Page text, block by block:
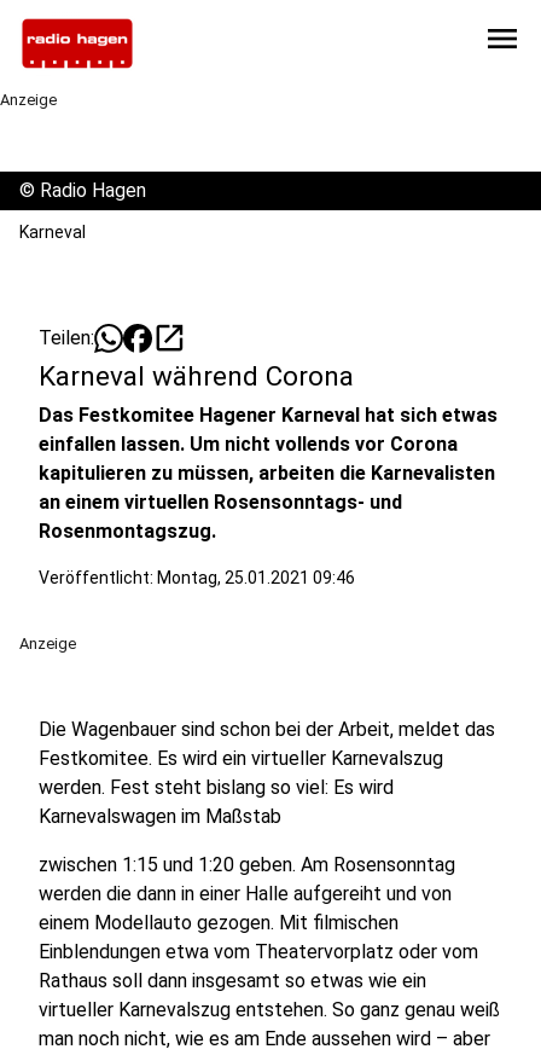
menu
Anzeige
© Radio Hagen
Karneval
Teilen: open_in_new
Karneval während Corona
Das Festkomitee Hagener Karneval hat sich etwas
einfallen lassen. Um nicht vollends vor Corona
kapitulieren zu müssen, arbeiten die Karnevalisten
an einem virtuellen Rosensonntags- und
Rosenmontagszug.
Veröffentlicht: Montag, 25.01.2021 09:46
Anzeige
Die Wagenbauer sind schon bei der Arbeit, meldet das
Festkomitee. Es wird ein virtueller Karnevalszug
werden. Fest steht bislang so viel: Es wird
Karnevalswagen im Maßstab
zwischen 1:15 und 1:20 geben. Am Rosensonntag
werden die dann in einer Halle aufgereiht und von
einem Modellauto gezogen. Mit filmischen
Einblendungen etwa vom Theatervorplatz oder vom
Rathaus soll dann insgesamt so etwas wie ein
virtueller Karnevalszug entstehen. So ganz genau weiß
man noch nicht, wie es am Ende aussehen wird – aber